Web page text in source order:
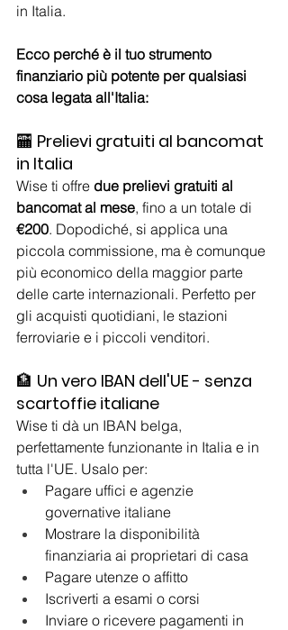
in Italia.
Ecco perché è il tuo strumento
finanziario più potente per qualsiasi
cosa legata all'Italia:
🏧 Prelievi gratuiti al bancomat
in Italia
Wise ti offre due prelievi gratuiti al
bancomat al mese, fino a un totale di
€200. Dopodiché, si applica una
piccola commissione, ma è comunque
più economico della maggior parte
delle carte internazionali. Perfetto per
gli acquisti quotidiani, le stazioni
ferroviarie e i piccoli venditori.
🏦 Un vero IBAN dell'UE - senza
scartoffie italiane
Wise ti dà un IBAN belga,
perfettamente funzionante in Italia e in
tutta l'UE. Usalo per:
Pagare uffici e agenzie
governative italiane
Mostrare la disponibilità
finanziaria ai proprietari di casa
Pagare utenze o affitto
Iscriverti a esami o corsi
Inviare o ricevere pagamenti in